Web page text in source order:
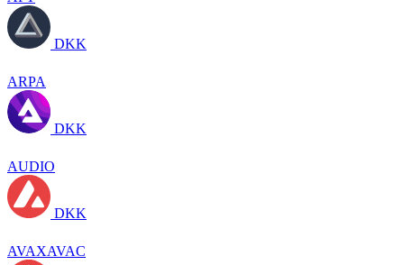
DKK
ARPA
DKK
AUDIO
DKK
AVAXAVAC